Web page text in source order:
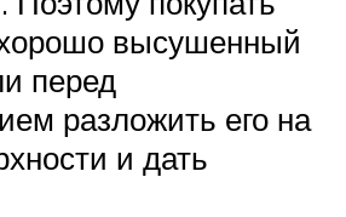
высушенный
перед
разложить его на
и дать